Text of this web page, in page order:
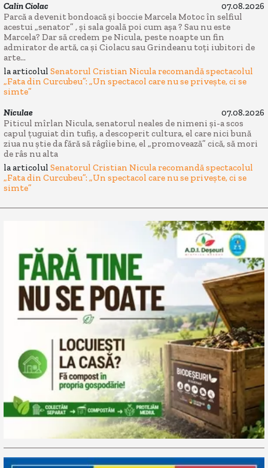
Calin Ciolac
07.08.2026
Parcă a devenit bondoacă și boccie Marcela Motoc în selfiul
acestui „senator” , și sala goală poi cum așa ? Sau nu este
Marcela? Dar să credem pe Nicula, peste noapte un fin
admirator de artă, ca și Ciolacu sau Grindeanu toți iubitori de
arte...
la articolul Senatorul Cristian Nicula recomandă spectacolul
„Fata din Curcubeu”: „Un spectacol care nu se privește, ci se
simte”
Niculae
07.08.2026
Piticul mîrlan Nicula, senatorul neales de nimeni și-a scos
capul țuguiat din tufiș, a descoperit cultura, el care nici bună
ziua nu știe da fără să râgîie bine, el „promovează” cică, să mori
de râs nu alta
la articolul Senatorul Cristian Nicula recomandă spectacolul
„Fata din Curcubeu”: „Un spectacol care nu se privește, ci se
simte”